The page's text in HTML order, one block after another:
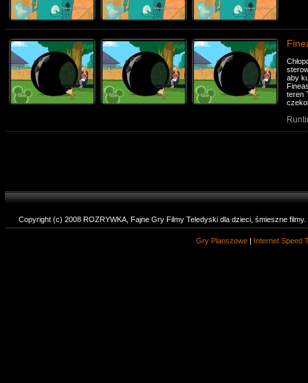
aby
teren
Copyright (c) 2008 ROZRYWKA, Fajne Gry Filmy Teledyski dla dzieci, śmieszne
Gry Planszowe | Internet Speed